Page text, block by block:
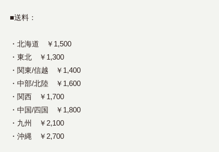
■送料：
・北海道 ￥1,500
・東北 ￥1,300
・関東/信越 ￥1,400
・中部/北陸 ￥1,600
・関西 ￥1,700
・中国/四国 ￥1,800
・九州 ￥2,100
・沖縄 ￥2,700